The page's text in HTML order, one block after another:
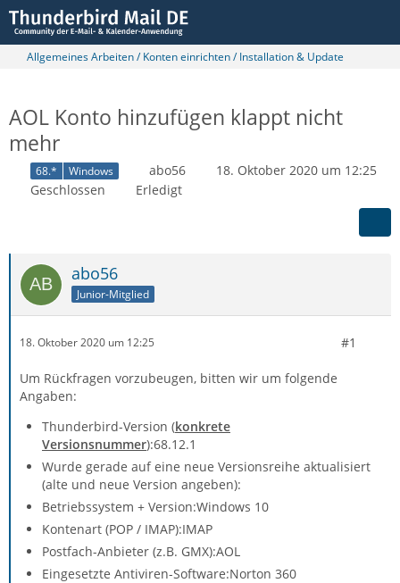
Allgemeines Arbeiten / Konten einrichten / Installation & Update
AOL Konto hinzufügen klappt nicht
mehr
68.* Windows abo56
18. Oktober 2020 um 12:25
Geschlossen
Erledigt
abo56
Junior-Mitglied
18. Oktober 2020 um 12:25 #1
Um Rückfragen vorzubeugen, bitten wir um folgende
Angaben:
Thunderbird-Version (konkrete
Versionsnummer):68.12.1
Wurde gerade auf eine neue Versionsreihe aktualisiert
(alte und neue Version angeben):
Betriebssystem + Version:Windows 10
Kontenart (POP / IMAP):IMAP
Postfach-Anbieter (z.B. GMX):AOL
Eingesetzte Antiviren-Software:Norton 360